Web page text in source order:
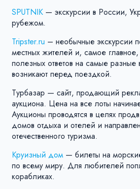
SPUTNIK — экскурсии в России,
рубежом.
Tripster.ru – необычные экскурсии
местных жителей и, самое
полезных ответов на самые
возникают перед поездкой.
Турбазар — сайт, продающий
аукциона. Цена на все лоты
Аукционы проводятся в целях
домов отдыха и отелей и
отечественного туризма.
Круизный дом — билеты на
по всему миру. Для любителей
корабликах.